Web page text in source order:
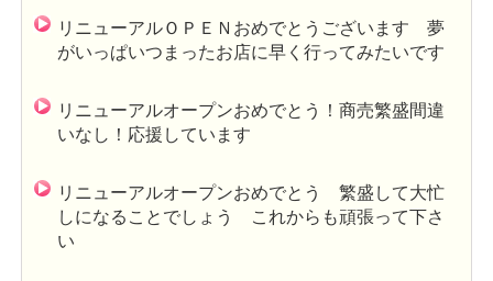
リニューアルＯＰＥＮおめでとうございます 夢
がいっぱいつまったお店に早く行ってみたいです
リニューアルオープンおめでとう！商売繁盛間違
いなし！応援しています
リニューアルオープンおめでとう 繁盛して大忙
しになることでしょう これからも頑張って下さ
い